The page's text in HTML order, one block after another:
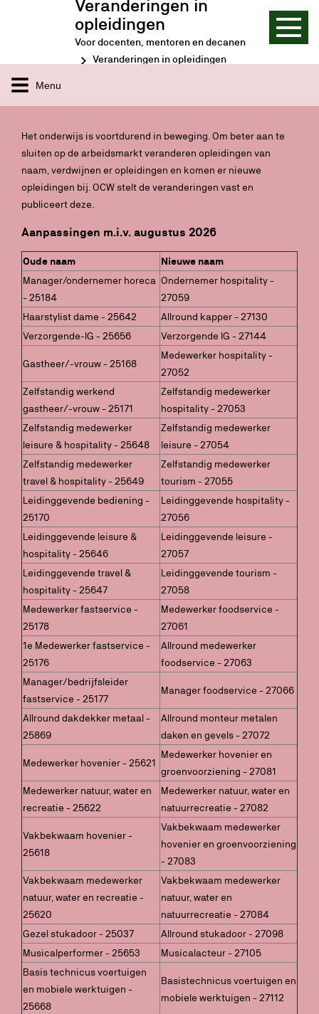
Veranderingen in
opleidingen
Voor docenten, mentoren en decanen
Veranderingen in opleidingen
Menu
Het onderwijs is voortdurend in beweging. Om beter aan te
sluiten op de arbeidsmarkt veranderen opleidingen van
naam, verdwijnen er opleidingen en komen er nieuwe
opleidingen bij. OCW stelt de veranderingen vast en
publiceert deze.
Aanpassingen m.i.v. augustus 2026
Oude naam
Nieuwe naam
Manager/ondernemer horeca
- 25184
Ondernemer hospitality -
27059
Haarstylist dame - 25642
Allround kapper - 27130
Verzorgende-IG - 25656
Verzorgende IG - 27144
Gastheer/-vrouw - 25168
Medewerker hospitality -
27052
Zelfstandig werkend
gastheer/-vrouw - 25171
Zelfstandig medewerker
hospitality - 27053
Zelfstandig medewerker
leisure & hospitality - 25648
Zelfstandig medewerker
leisure - 27054
Zelfstandig medewerker
travel & hospitality - 25649
Zelfstandig medewerker
tourism - 27055
Leidinggevende bediening -
25170
Leidinggevende hospitality -
27056
Leidinggevende leisure &
hospitality - 25646
Leidinggevende leisure -
27057
Leidinggevende travel &
hospitality - 25647
Leidinggevende tourism -
27058
Medewerker fastservice -
25178
Medewerker foodservice -
27061
1e Medewerker fastservice -
25176
Allround medewerker
foodservice - 27063
Manager/bedrijfsleider
fastservice - 25177
Manager foodservice - 27066
Allround dakdekker metaal -
25869
Allround monteur metalen
daken en gevels - 27072
Medewerker hovenier - 25621
Medewerker hovenier en
groenvoorziening - 27081
Medewerker natuur, water en
recreatie - 25622
Medewerker natuur, water en
natuurrecreatie - 27082
Vakbekwaam hovenier -
25618
Vakbekwaam medewerker
hovenier en groenvoorziening
- 27083
Vakbekwaam medewerker
natuur, water en recreatie -
25620
Vakbekwaam medewerker
natuur, water en
natuurrecreatie - 27084
Gezel stukadoor - 25037
Allround stukadoor - 27098
Musicalperformer - 25653
Musicalacteur - 27105
Basis technicus voertuigen
en mobiele werktuigen -
25668
Basistechnicus voertuigen en
mobiele werktuigen - 27112